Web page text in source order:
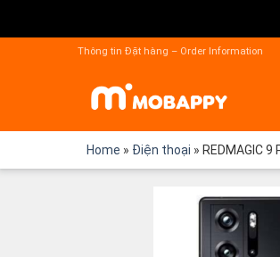
Thông tin Đặt hàng – Order Information
Home » Điện thoại » REDMAGIC